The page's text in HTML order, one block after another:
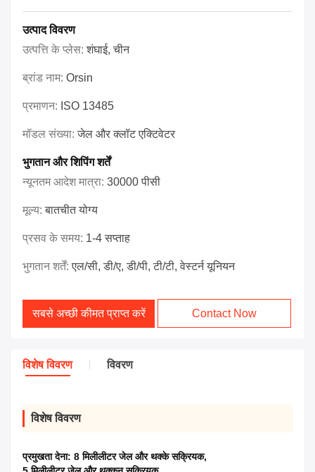
उत्पाद विवरण
उत्पत्ति के प्लेस:शंघाई, चीन
ब्रांड नाम: Orsin
प्रमाणन: ISO 13485
मॉडल संख्या:जेल और क्लॉट एक्टिवेटर
भुगतान और शिपिंग शर्तें
न्यूनतम आदेश मात्रा: 30000 पीसी
मूल्य:बातचीत योग्य
प्रसव के समय: 1-4 सप्ताह
भुगतान शर्तें:एल/सी, डी/ए, डी/पी, टी/टी, वेस्टर्न यूनियन
सबसे अच्छी कीमत प्राप्त करें Contact Now
विशेष विवरण विवरण
विशेष विवरण
प्रमुखता देना: 8 मिलीलीटर जेल और थक्के सक्रियक,